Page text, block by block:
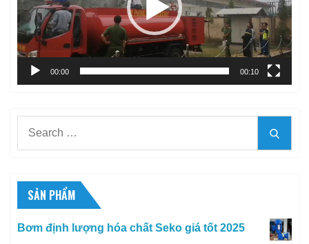
00:00 00:10
SẢN PHẨM
Bơm định lượng hóa chất Seko giá tốt 2025